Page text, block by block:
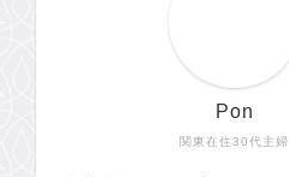
関東在住30代主婦
Pon